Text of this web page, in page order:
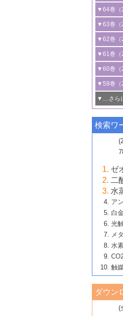
3号 有機
光触媒に
B号 第
2号 水素
る最近の
3号 オレ
る最新技
4号 アル
る非貴金
5号 ゼオ
究動向
6号 ヘテ
B号 第
2号 規制
の新展開
3号 未踏
ロセスの
4号 シン
線を利用
5号 単原
6号 参照
B号 第
1号 炭素
2号 プラ
ための触
3号 非酸
触媒材料
4号 格子
触媒反応
5号 生体
6号 窒素
能性材料
▼64巻（
1号 合成
ズ合成の
2号 化学
3号 CO
めの触媒
4号 若手
若き触媒
若き触媒
6号 石油
触媒技術
大学：
▼63巻（
1号 金触
2号 ペロ
3号 特殊
換反応
4号 多孔
5号 情報
6号 カー
技術
B号 第
ライン開
▼62巻（
1号 触媒
タリゼー
2号 機能
触媒的酸
3号 水処
4号 光触
動向
5号 次世
6号 メタ
B号 第
院大学）
▼61巻（
1号 物質
ス開発
2号 CO2
関わる触
3号 精密
動向
4号 バイ
5号 固体
換の最前
6号 貴金
ガス浄化
B号 第
▼60巻（
1号 固体
2号 二酸
3号 ナノ
4号 60周
5号 進化
6号 非貴
B号 第
大学）
▼59巻（
1号 いた
最先端技
3号 無機
ロセスへ
5号 水素
研究
6号 低級
媒技術
B号 第
大学東京
▼…さら
1号 ユニ
2号 リグ
媒技術
3号 触媒
者たち～
4号 触媒
者たち～
5号 触媒
者たち～
6号 イオ
の最新の
B号 第
立大学）
▼57巻（
1号 水素
2号 石油
3号 固体
るアノー
4号 コア
5号 工業
進歩
6号 ナノ
B号 第
▼56巻（
2号 光触
向
開発動向
4号 人工
5号 未利
する触媒
6号 ポリ
B号 第
ールホテ
1号 高耐
ける新展
2号 リビ
3号 天然
媒技術
4号 貴金
5号 バイ
6号 ナノ
B号 第
▼54巻（
1号 規則
の進歩
2号 第
3号 貴金
4号 貴金
5号 光触
6号 グラ
7号 水素
▼53巻（
1号 金属
2号 第
3号 触媒
4号 触媒
5号 不活
合成
6号 新し
7号 ゼオ
▼52巻（
1号 触媒
2号 第
3号 ナノ
4号 活性
計による
5号 触媒
7号 有機
1号 炭素
2号 第
3号 環境
4号 水素
蔵技術の
5号 CO2
▼50巻（
1号 触媒
そして未
2号 第
4号 錯体
構築と機
▼49巻（
1号 含フ
2号 第99
3号 実用
を実現す
▼48巻（
1号 固体
2号 第97
3号 リビ
1号 最近
2号 第95
▼46巻（
1号 部分
▼45巻（
検索ワ
ゼ
二
水
ア
白
光
メ
水
触
ダウン
(